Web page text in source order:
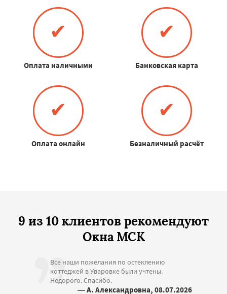
✔
Оплата наличными
✔
Банковская карта
✔
Оплата онлайн
✔
Безналичный расчёт
9 из 10 клиентов рекомендуют
Окна МСК
Все наши пожелания по остеклению
коттеджей в Уваровке были учтены.
Недорого. Спасибо.
— А. Александровна, 08.07.2026